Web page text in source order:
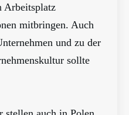
Arbeitsplatz
mitbringen. Auch
und zu der
sollte